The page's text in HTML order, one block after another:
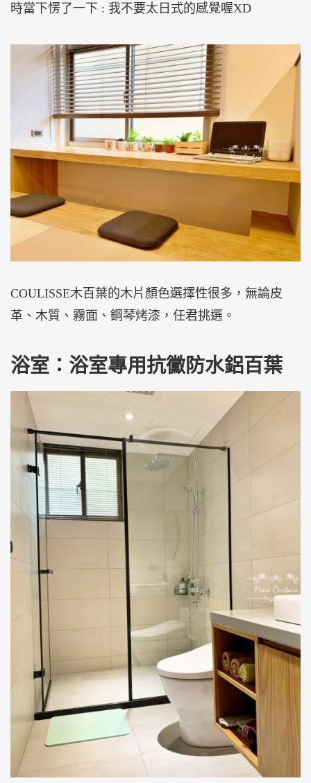
時當下愣了一下 : 我不要太日式的感覺喔XD
COULISSE木百葉的木片顏色選擇性很多，無論皮
革、木質、霧面、鋼琴烤漆，任君挑選。
浴室：浴室專用抗黴防水鋁百葉